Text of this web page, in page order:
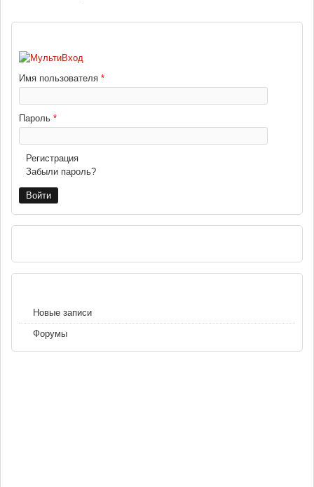
Имя пользователя *
Пароль *
Регистрация
Забыли пароль?
Новые записи
Форумы